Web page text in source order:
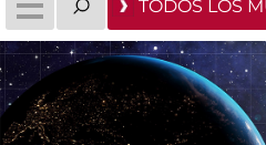
TODOS LOS